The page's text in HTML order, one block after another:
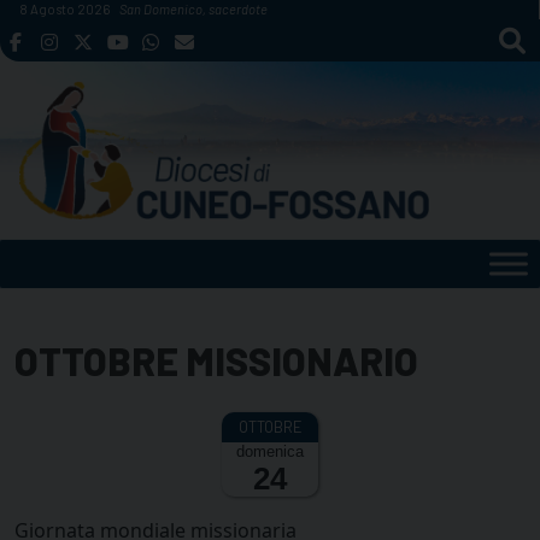
Skip
to
8 Agosto 2026 San Domenico, sacerdote
OTTOBRE MISSIONARIO
domenica
24
Giornata mondiale missionaria